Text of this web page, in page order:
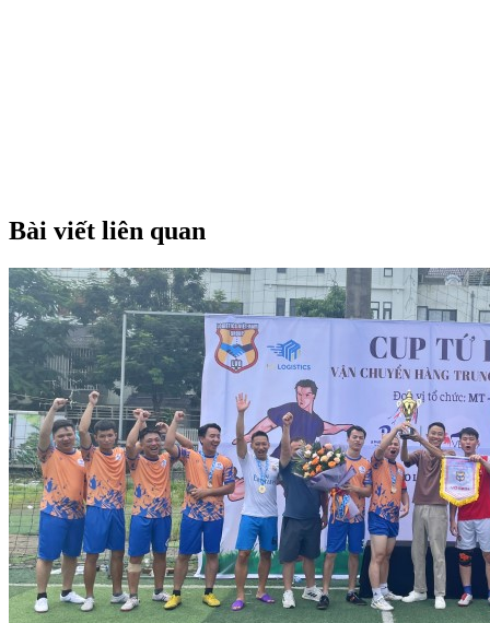
Bài viết liên quan